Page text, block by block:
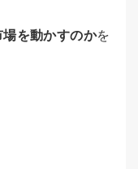
を動かすのかを